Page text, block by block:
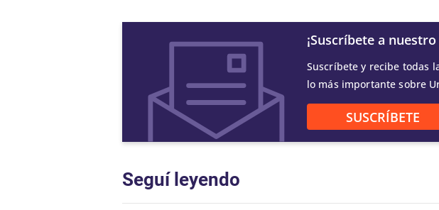
¡Suscríbete a
Suscríbete y recibe todas
lo más importante sobre
SUSCRÍBETE
Seguí leyendo